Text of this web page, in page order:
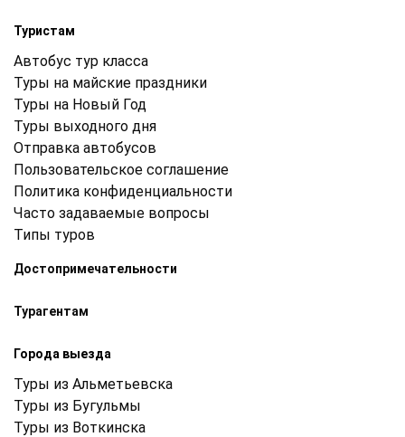
Туристам
Автобус тур класса
Туры на майские праздники
Туры на Новый Год
Туры выходного дня
Отправка автобусов
Пользовательское соглашение
Политика конфиденциальности
Часто задаваемые вопросы
Типы туров
Достопримечательности
Турагентам
Города выезда
Туры из Альметьевска
Туры из Бугульмы
Туры из Воткинска